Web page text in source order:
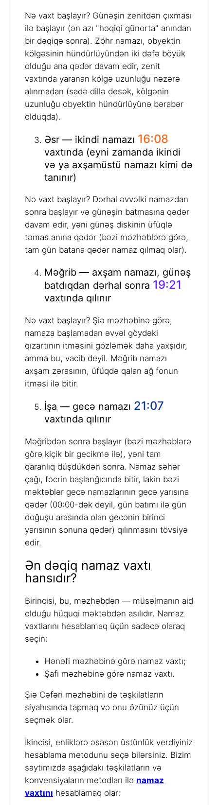
Nə vaxt başlayır? Günəşin zenitdən çıxması
ilə başlayır (ən azı "həqiqi günorta" anından
bir dəqiqə sonra). Zöhr namazı, obyektin
kölgəsinin hündürlüyündən iki dəfə böyük
olduğu ana qədər davam edir, zenit
vaxtında yaranan kölgə uzunluğu nəzərə
alınmadan (sadə dillə desək, kölgənin
uzunluğu obyektin hündürlüyünə bərabər
olduqda).
Əsr — ikindi namazı 16:08
vaxtında (eyni zamanda ikindi
və ya axşamüstü namazı kimi də
tanınır)
Nə vaxt başlayır? Dərhal əvvəlki namazdan
sonra başlayır və günəşin batmasına qədər
davam edir, yəni günəş diskinin üfüqlə
təmas anına qədər (bəzi məzhəblərə görə,
tam gün batana qədər namaz qılmaq olar).
Məğrib — axşam namazı, günəş
batdıqdan dərhal sonra 19:21
vaxtında qılınır
Nə vaxt başlayır? Şiə məzhəbinə görə,
namaza başlamadan əvvəl göydəki
qızartının itməsini gözləmək daha yaxşıdır,
amma bu, vacib deyil. Məğrib namazı
axşam zərasının, üfüqdə qalan ağ fonun
itməsi ilə bitir.
İşa — gecə namazı 21:07
vaxtında qılınır
Məğribdən sonra başlayır (bəzi məzhəblərə
görə kiçik bir gecikmə ilə), yəni tam
qaranlıq düşdükdən sonra. Namaz səhər
çağı, fəcrin başlanğıcında bitir, lakin bəzi
məktəblər gecə namazlarının gecə yarısına
qədər (00:00-dək deyil, gün batımı ilə gün
doğuşu arasında olan gecənin birinci
yarısının sonuna qədər) qılınmasını tövsiyə
edir.
Ən dəqiq namaz vaxtı
hansıdır?
Birincisi, bu, məzhəbdən — müsəlmanın aid
olduğu hüquqi məktəbdən asılıdır. Namaz
vaxtlarını hesablamaq üçün sadəcə olaraq
seçin:
Hənəfi məzhəbinə görə namaz vaxtı;
Şafi məzhəbinə görə namaz vaxtı.
Şiə Cəfəri məzhəbini də təşkilatların
siyahısında tapmaq və onu özünüz üçün
seçmək olar.
İkincisi, enliklərə əsasən üstünlük verdiyiniz
hesablama metodunu seçə bilərsiniz. Bizim
saytımızda aşağıdakı təşkilatların və
konvensiyaların metodları ilə namaz
vaxtını hesablamaq olar: